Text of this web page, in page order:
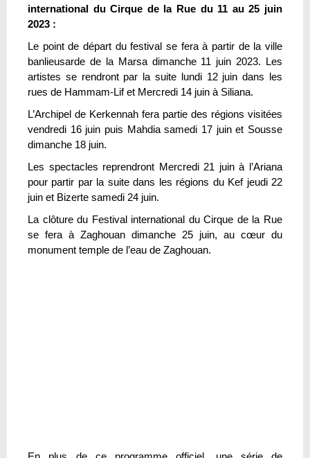
international du Cirque de la Rue du 11 au 25 juin
2023 :
Le point de départ du festival se fera à partir de la ville
banlieusarde de la Marsa dimanche 11 juin 2023. Les
artistes se rendront par la suite lundi 12 juin dans les
rues de Hammam-Lif et Mercredi 14 juin à Siliana.
L’Archipel de Kerkennah fera partie des régions visitées
vendredi 16 juin puis Mahdia samedi 17 juin et Sousse
dimanche 18 juin.
Les spectacles reprendront Mercredi 21 juin à l’Ariana
pour partir par la suite dans les régions du Kef jeudi 22
juin et Bizerte samedi 24 juin.
La clôture du Festival international du Cirque de la Rue
se fera à Zaghouan dimanche 25 juin, au cœur du
monument temple de l’eau de Zaghouan.